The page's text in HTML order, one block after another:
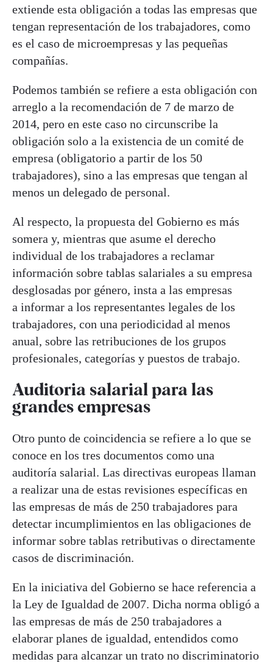
extiende esta obligación a todas las empresas que
tengan representación de los trabajadores, como
es el caso de microempresas y las pequeñas
compañías.
Podemos también se refiere a esta obligación con
arreglo a la recomendación de 7 de marzo de
2014, pero en este caso no circunscribe la
obligación solo a la existencia de un comité de
empresa (obligatorio a partir de los 50
trabajadores), sino a las empresas que tengan al
menos un delegado de personal.
Al respecto, la propuesta del Gobierno es más
somera y, mientras que asume el derecho
individual de los trabajadores a reclamar
información sobre tablas salariales a su empresa
desglosadas por género, insta a las empresas
a informar a los representantes legales de los
trabajadores, con una periodicidad al menos
anual, sobre las retribuciones de los grupos
profesionales, categorías y puestos de trabajo.
Auditoria salarial para las
grandes empresas
Otro punto de coincidencia se refiere a lo que se
conoce en los tres documentos como una
auditoría salarial. Las directivas europeas llaman
a realizar una de estas revisiones específicas en
las empresas de más de 250 trabajadores para
detectar incumplimientos en las obligaciones de
informar sobre tablas retributivas o directamente
casos de discriminación.
En la iniciativa del Gobierno se hace referencia a
la Ley de Igualdad de 2007. Dicha norma obligó a
las empresas de más de 250 trabajadores a
elaborar planes de igualdad, entendidos como
medidas para alcanzar un trato no discriminatorio